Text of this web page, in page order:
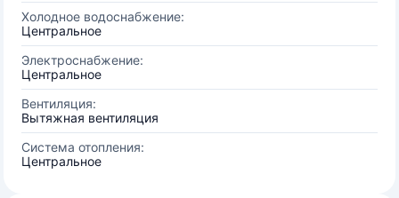
Холодное водоснабжение:
Центральное
Электроснабжение:
Центральное
Вентиляция:
Вытяжная вентиляция
Система отопления:
Центральное